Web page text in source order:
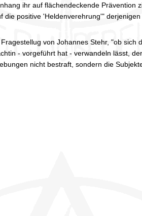
ihr auf flächendeckende
die positive 'Heldenverehrung'"
von Johannes Stehr, "ob
- vorgeführt hat - verwandeln lässt,
nicht bestraft, sondern die